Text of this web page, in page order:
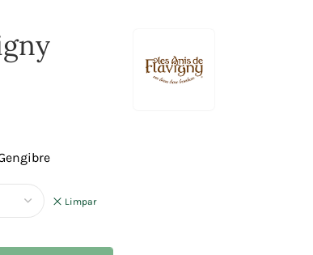
Limpar